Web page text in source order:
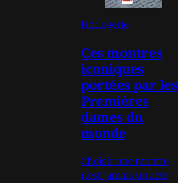
Horlogerie
Ces montres
iconiques
portées par les
Premières
dames du
monde
Choisir une montre
n’est jamais un acte